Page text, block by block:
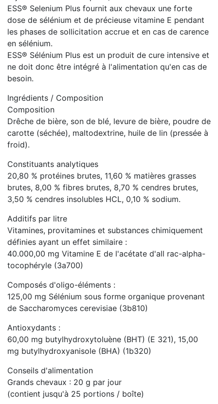
ESS® Selenium Plus fournit aux chevaux une forte
dose de sélénium et de précieuse vitamine E pendant
les phases de sollicitation accrue et en cas de carence
en sélénium.
ESS® Sélénium Plus est un produit de cure intensive et
ne doit donc être intégré à l'alimentation qu'en cas de
besoin.
Ingrédients / Composition
Composition
Drêche de bière, son de blé, levure de bière, poudre de
carotte (séchée), maltodextrine, huile de lin (pressée à
froid).
Constituants analytiques
20,80 % protéines brutes, 11,60 % matières grasses
brutes, 8,00 % fibres brutes, 8,70 % cendres brutes,
3,50 % cendres insolubles HCL, 0,10 % sodium.
Additifs par litre
Vitamines, provitamines et substances chimiquement
définies ayant un effet similaire :
40.000,00 mg Vitamine E de l'acétate d'all rac-alpha-
tocophéryle (3a700)
Composés d'oligo-éléments :
125,00 mg Sélénium sous forme organique provenant
de Saccharomyces cerevisiae (3b810)
Antioxydants :
60,00 mg butylhydroxytoluène (BHT) (E 321), 15,00
mg butylhydroxyanisole (BHA) (1b320)
Conseils d'alimentation
Grands chevaux : 20 g par jour
(contient jusqu'à 25 portions / boîte)